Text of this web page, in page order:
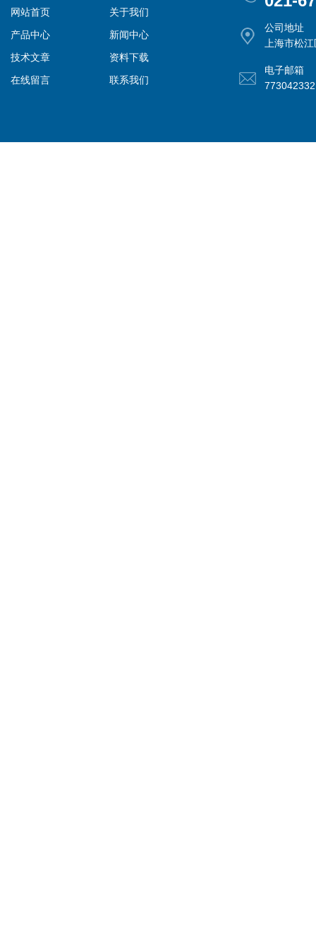
网站首页
关于我们
产品中心
新闻中心
技术文章
资料下载
在线留言
联系我们
公司地址
上海市松
电子邮箱